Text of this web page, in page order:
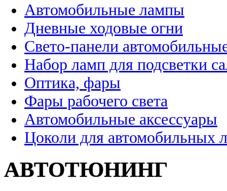
Автомобильные лампы
Дневные ходовые огни
Свето-панели
Набор ламп для подсветки
Оптика, фары
Фары рабочего света
Автомобильные аксессуары
Цоколи для автомобильных
АВТОТЮНИНГ